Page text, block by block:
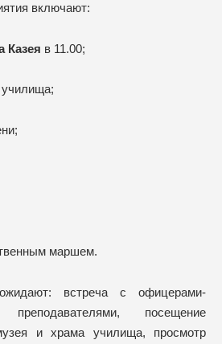
включают:
Казея в 11.00;
училища;
маршем.
встреча с офицерами-
посещение
и храма училища, просмотр